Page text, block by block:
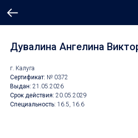
Дувалина Ангелина
г. Калуга
Сертификат: № 0372
Выдан: 21.05.2026
Срок действия: 20.05.2029
Специальность: 16.5, 16.6